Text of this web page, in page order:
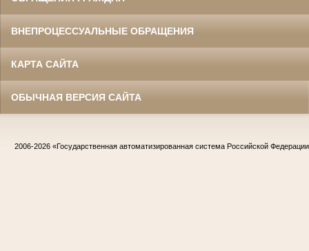
ВНЕПРОЦЕССУАЛЬНЫЕ ОБРАЩЕНИЯ
КАРТА САЙТА
ОБЫЧНАЯ ВЕРСИЯ САЙТА
2006-2026 «Государственная автоматизированная система Российской